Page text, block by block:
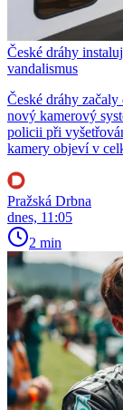
České dráhy
vandalismus
České dráhy
nový kamerový
policii při
kamery objeví v
Pražská Drbna
dnes, 11:05
2 min